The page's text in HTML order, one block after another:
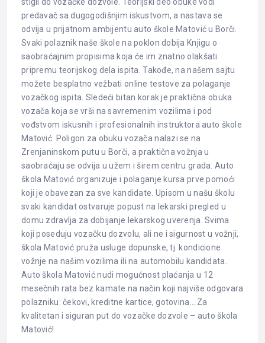
predavač sa dugogodišnjim iskustvom, a nastava se
odvija u prijatnom ambijentu auto škole Matović u Borči.
Svaki polaznik naše škole na poklon dobija Knjigu o
saobraćajnim propisima koja će im znatno olakšati
pripremu teorijskog dela ispita. Takođe, na našem sajtu
možete besplatno vežbati online testove za polaganje
vozačkog ispita. Sledeći bitan korak je praktična obuka
vozača koja se vrši na savremenim vozilima i pod
vođstvom iskusnih i profesionalnih instruktora auto škole
Matović. Poligon za obuku vozača nalazi se na
Zrenjaninskom putu u Borči, a praktična vožnja u
saobraćaju se odvija u užem i širem centru grada. Auto
škola Matović organizuje i polaganje kursa prve pomoći
koji je obavezan za sve kandidate. Upisom u našu školu
svaki kandidat ostvaruje popust na lekarski pregled u
domu zdravlja za dobijanje lekarskog uverenja. Svima
koji poseduju vozačku dozvolu, ali ne i sigurnost u vožnji,
škola Matović pruža usluge dopunske, tj. kondicione
vožnje na našim vozilima ili na automobilu kandidata.
Auto škola Matović nudi mogućnost plaćanja u 12
mesečnih rata bez kamate na način koji najviše odgovara
polazniku: čekovi, kreditne kartice, gotovina… Za
kvalitetan i siguran put do vozačke dozvole – auto škola
Matović!